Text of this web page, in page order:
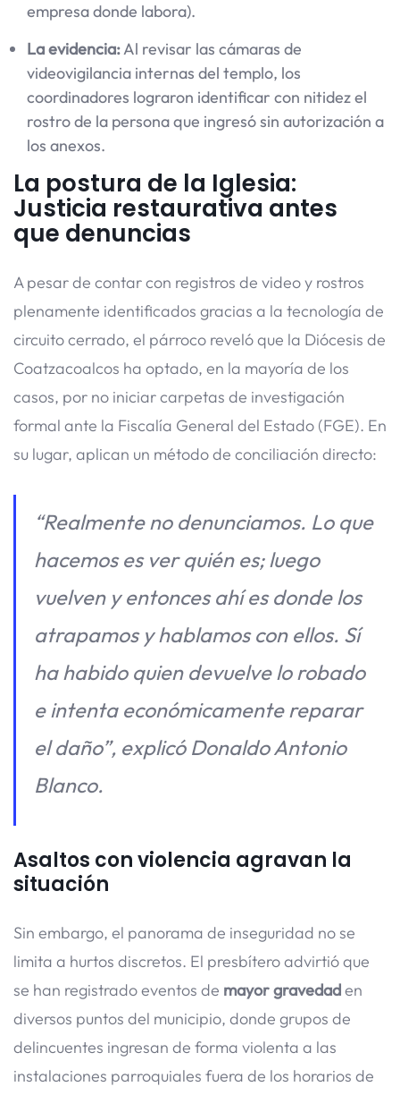
empresa donde labora).
La evidencia:Al revisar las cámaras de
videovigilancia internas del templo, los
coordinadores lograron identificar con nitidez el
rostro de la persona que ingresó sin autorización a
los anexos.
La postura de la Iglesia:
Justicia restaurativa antes
que denuncias
A pesar de contar con registros de video y rostros
plenamente identificados gracias a la tecnología de
circuito cerrado, el párroco reveló que la Diócesis de
Coatzacoalcos ha optado, en la mayoría de los
casos, por no iniciar carpetas de investigación
formal ante la Fiscalía General del Estado (FGE). En
su lugar, aplican un método de conciliación directo:
“Realmente no denunciamos. Lo que
hacemos es ver quién es; luego
vuelven y entonces ahí es donde los
atrapamos y hablamos con ellos. Sí
ha habido quien devuelve lo robado
e intenta económicamente reparar
el daño”, explicó Donaldo Antonio
Blanco.
Asaltos con violencia agravan la
situación
Sin embargo, el panorama de inseguridad no se
limita a hurtos discretos. El presbítero advirtió que
se han registrado eventos de mayor gravedaden
diversos puntos del municipio, donde grupos de
delincuentes ingresan de forma violenta a las
instalaciones parroquiales fuera de los horarios de